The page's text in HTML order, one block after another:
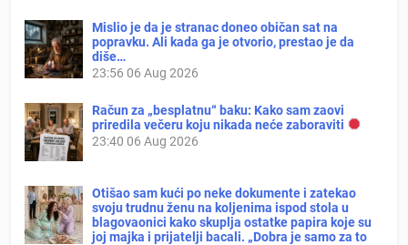
Mislio je da je stranac doneo običan sat na
popravku. Ali kada ga je otvorio, prestao je da
diše…
23:56 06 Aug 2026
Račun za „besplatnu“ baku: Kako sam zaovi
priredila večeru koju nikada neće zaboraviti
23:40 06 Aug 2026
Otišao sam kući po neke dokumente i zatekao
svoju trudnu ženu na koljenima ispod stola u
blagovaonici kako skuplja ostatke papira koje su
joj majka i prijatelji bacali. „Dobra je samo za to